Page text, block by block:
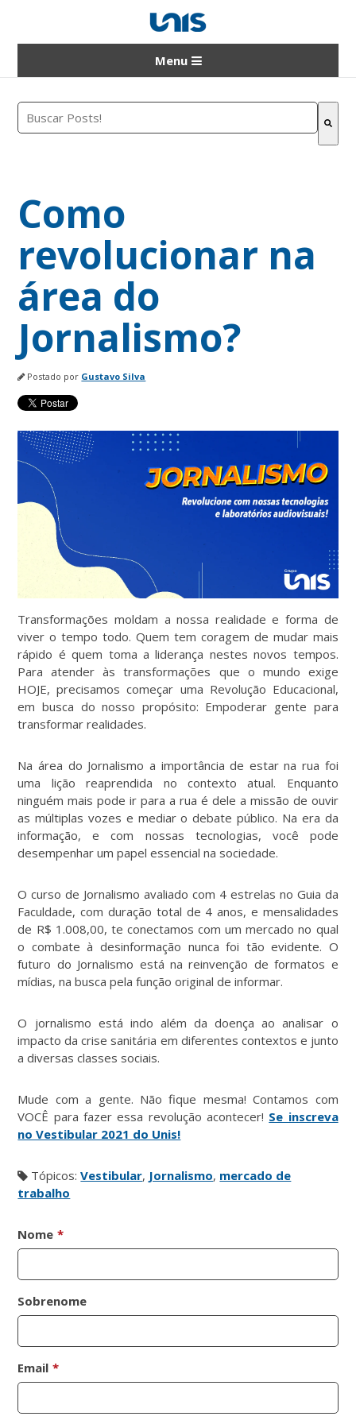
Menu
Este é um campo de pesquisa com recurso de
Como
revolucionar na
área do
Jornalismo?
Postado por Gustavo Silva
Transformações moldam a nossa realidade e forma de
viver o tempo todo. Quem tem coragem de mudar mais
rápido é quem toma a liderança nestes novos tempos.
Para atender às transformações que o mundo exige
HOJE, precisamos começar uma Revolução Educacional,
em busca do nosso propósito: Empoderar gente para
transformar realidades.
Na área do Jornalismo a importância de estar na rua foi
uma lição reaprendida no contexto atual. Enquanto
ninguém mais pode ir para a rua é dele a missão de ouvir
as múltiplas vozes e mediar o debate público. Na era da
informação, e com nossas tecnologias, você pode
desempenhar um papel essencial na sociedade.
O curso de Jornalismo avaliado com 4 estrelas no Guia da
Faculdade, com duração total de 4 anos, e mensalidades
de R$ 1.008,00, te conectamos com um mercado no qual
o combate à desinformação nunca foi tão evidente. O
futuro do Jornalismo está na reinvenção de formatos e
mídias, na busca pela função original de informar.
O jornalismo está indo além da doença ao analisar o
impacto da crise sanitária em diferentes contextos e junto
a diversas classes sociais.
Mude com a gente. Não fique mesma! Contamos com
VOCÊ para fazer essa revolução acontecer! Se inscreva
no Vestibular 2021 do Unis!
Tópicos:Vestibular, Jornalismo, mercado de
trabalho
Nome *
Sobrenome
Email *